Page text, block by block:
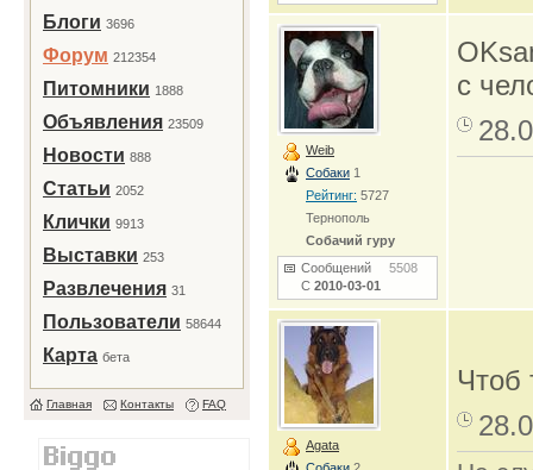
Блоги 3696
Форум 212354
Питомники 1888
Объявления 23509
Новости 888
Статьи 2052
Клички 9913
Выставки 253
Развлечения 31
Пользователи 58644
Карта бета
Главная Контакты FAQ
Weib
Собаки 1
Рейтинг: 5727
Тернополь
Собачий гуру
Сообщений 5508
С 2010-03-01
с
Agata
Чтоб